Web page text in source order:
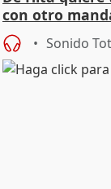
con otro
Sonido